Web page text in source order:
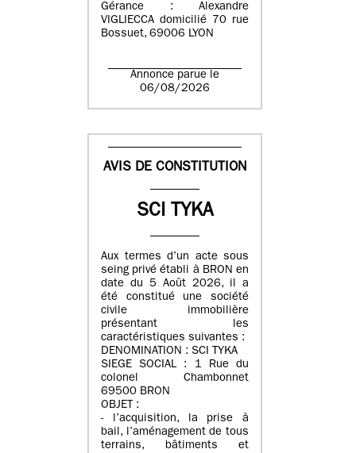
Gérance : Alexandre
VIGLIECCA domicilié 70 rue
Bossuet, 69006 LYON
Annonce parue le
06/08/2026
AVIS DE CONSTITUTION
SCI TYKA
Aux termes d’un acte sous
seing privé établi à BRON en
date du 5 Août 2026, il a
été constitué une société
civile immobilière
présentant les
caractéristiques suivantes :
DENOMINATION : SCI TYKA
SIEGE SOCIAL : 1 Rue du
colonel Chambonnet
69500 BRON
OBJET :
- l’acquisition, la prise à
bail, l’aménagement de tous
terrains, bâtiments et